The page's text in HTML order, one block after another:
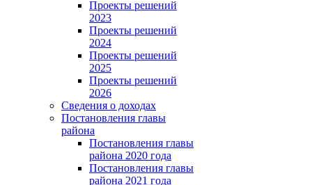
Проекты решений
2023
Проекты решений
2024
Проекты решений
2025
Проекты решений
2026
Сведения о доходах
Постановления главы
района
Постановления главы
района 2020 года
Постановления главы
района 2021 года